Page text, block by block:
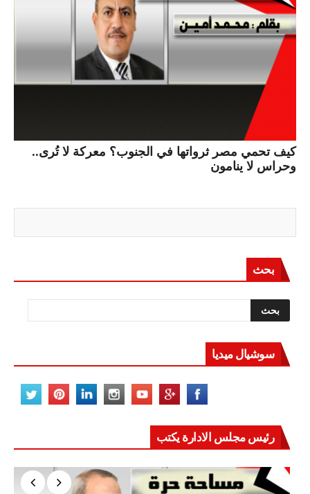
كيف تحمي مصر ثرواتها في الجنوب؟ معركة لا تُرى..
وحراس لا ينامون
بحث
سوشيال ميديا
رئيس مجلس الادارة يكتب